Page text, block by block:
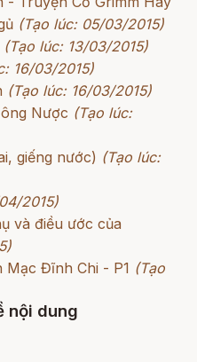
(Tạo lúc: 05/03/2015)
(Tạo lúc: 13/03/2015)
16/03/2015)
(Tạo lúc: 16/03/2015)
Nược (Tạo lúc:
giếng nước) (Tạo lúc:
2015)
và điều ước của
Mạc Đĩnh Chi - P1 (Tạo
nội dung